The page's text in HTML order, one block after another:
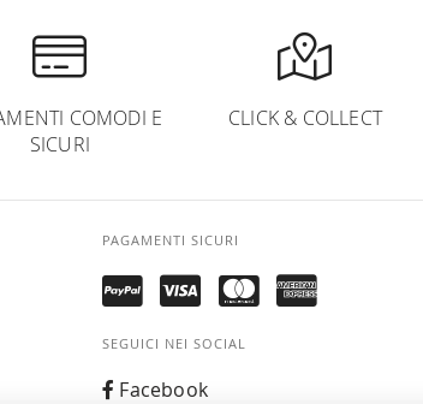
COMODI E
SICURI
CLICK & COLLECT
PAGAMENTI SICURI
SEGUICI NEI SOCIAL
Facebook